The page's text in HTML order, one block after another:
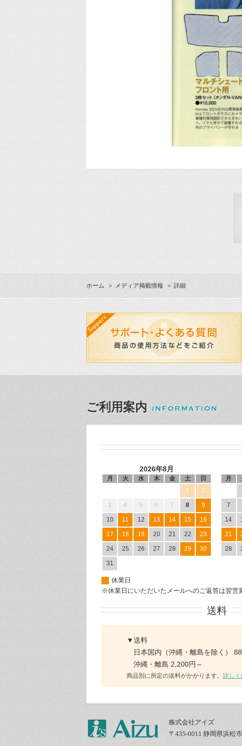
ホーム ＞ メディア掲載情報 ＞ 詳細
ご利用案内
2026年8月
月 火 水 木 金 土
日
1
2
3 4 5 6 7 8 9
10 11 12 13 14 15 16
17 18 19 20 21 22 23
24 25 26 27 28 29 30
31
月
7
14
21
28
休業日
※休業日にいただいたメールへのご返答は翌営
送料
▼送料
日本国内（沖縄・離島を除く）
沖縄・離島 2,200円～
商品別に所定の送料がかかります。 詳しく
株式会社アイズ
〒435-0011 静岡県浜松